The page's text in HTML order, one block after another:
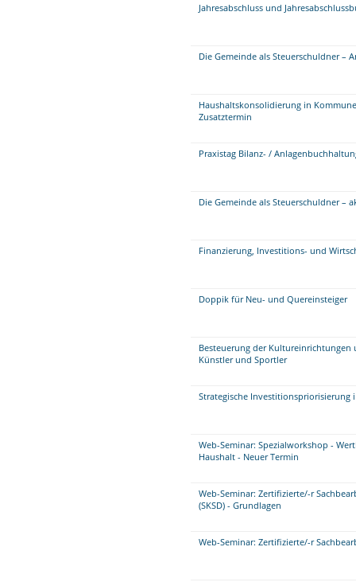
Jahresabschluss und
Die Gemeinde als Steuerschuldner –
Haushaltskonsolidierung in
Zusatztermin
Praxistag Bilanz- /
Die Gemeinde als Steuerschuldner –
Finanzierung, Investitions- und
Doppik für Neu- und Quereinsteiger
Besteuerung der
Künstler und Sportler
Strategische Investitionspriorisierung
Web-Seminar: Spezialworkshop -
Haushalt - Neuer Termin
Web-Seminar: Zertifizierte/-r
(SKSD) - Grundlagen
Web-Seminar: Zertifizierte/-r